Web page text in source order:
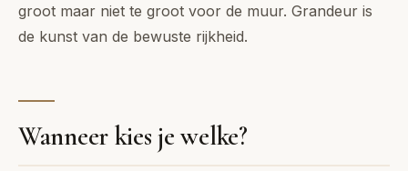
groot maar niet te groot voor de muur. Grandeur is
de kunst van de bewuste rijkheid.
Wanneer kies je welke?